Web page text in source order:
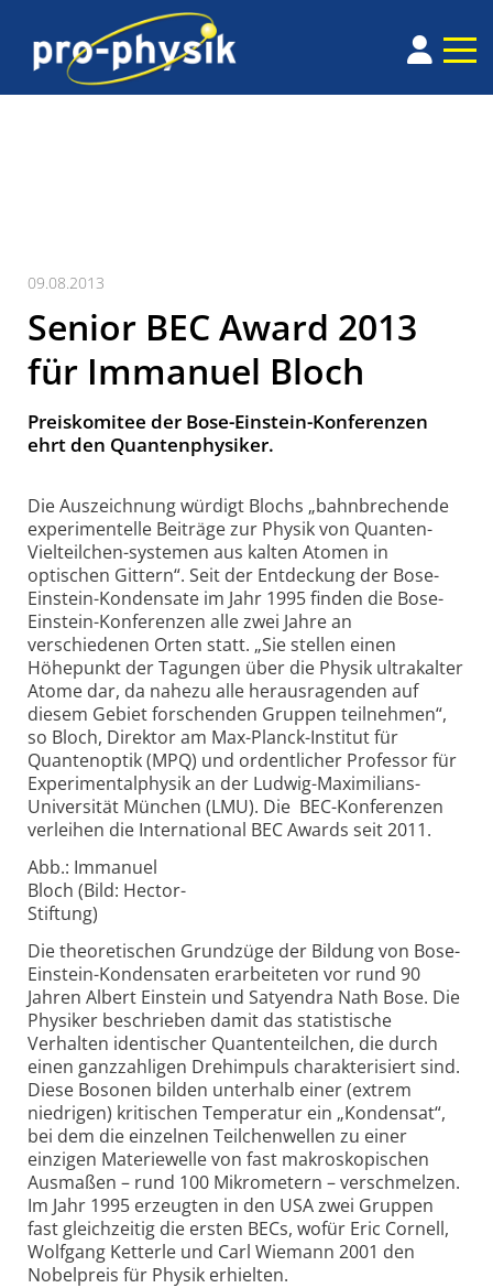
09.08.2013
Senior BEC Award 2013
für Immanuel Bloch
Preiskomitee der Bose-Einstein-Konferenzen
ehrt den Quantenphysiker.
Die Auszeichnung würdigt Blochs „bahnbrechende
experimentelle Beiträge zur Physik von Quanten-
Vielteilchen-systemen aus kalten Atomen in
optischen Gittern“. Seit der Entdeckung der Bose-
Einstein-Kondensate im Jahr 1995 finden die Bose-
Einstein-Konferenzen alle zwei Jahre an
verschiedenen Orten statt. „Sie stellen einen
Höhepunkt der Tagungen über die Physik ultrakalter
Atome dar, da nahezu alle herausragenden auf
diesem Gebiet forschenden Gruppen teilnehmen“,
so Bloch, Direktor am Max-Planck-Institut für
Quantenoptik (MPQ) und ordentlicher Professor für
Experimentalphysik an der Ludwig-Maximilians-
Universität München (LMU). Die BEC-Konferenzen
verleihen die International BEC Awards seit 2011.
Abb.: Immanuel
Bloch (Bild: Hector-
Stiftung)
Die theoretischen Grundzüge der Bildung von Bose-
Einstein-Kondensaten erarbeiteten vor rund 90
Jahren Albert Einstein und Satyendra Nath Bose. Die
Physiker beschrieben damit das statistische
Verhalten identischer Quantenteilchen, die durch
einen ganzzahligen Drehimpuls charakterisiert sind.
Diese Bosonen bilden unterhalb einer (extrem
niedrigen) kritischen Temperatur ein „Kondensat“,
bei dem die einzelnen Teilchenwellen zu einer
einzigen Materiewelle von fast makroskopischen
Ausmaßen – rund 100 Mikrometern – verschmelzen.
Im Jahr 1995 erzeugten in den USA zwei Gruppen
fast gleichzeitig die ersten BECs, wofür Eric Cornell,
Wolfgang Ketterle und Carl Wiemann 2001 den
Nobelpreis für Physik erhielten.